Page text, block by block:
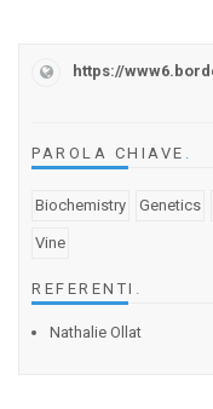
https://
PAROLA CHIAVE .
Biochemistry Genetics
Vine
REFERENTI .
Nathalie Ollat